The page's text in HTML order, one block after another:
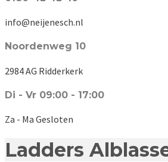
info@neijenesch.nl
Noordenweg 10
2984 AG Ridderkerk
Di - Vr 09:00 - 17:00
Za - Ma Gesloten
Ladders